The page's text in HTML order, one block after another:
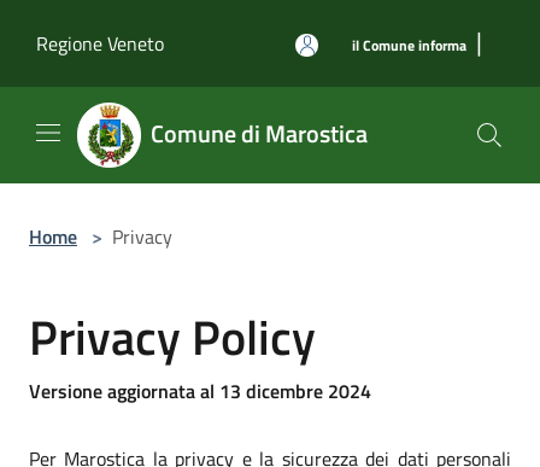
Regione Veneto
il Comune informa |
Comune di Marostica
Home > Privacy
Privacy Policy
Versione aggiornata al 13 dicembre 2024
Per Marostica la privacy e la sicurezza dei dati personali